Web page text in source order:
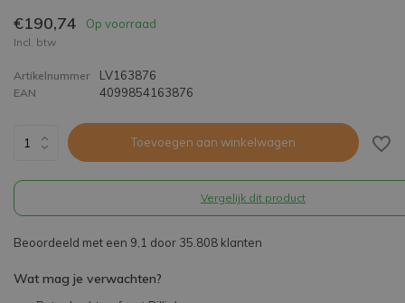
€190,74 Op voorraad
Incl. btw
Artikelnummer LV163876
EAN 4099854163876
Toevoegen aan winkelwagen
Vergelijk dit product
Beoordeeld met een 9,1 door 35.808 klanten
Wat mag je verwachten?